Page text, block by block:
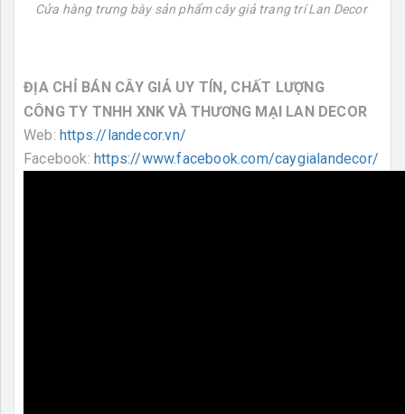
Cửa hàng trưng bày sản phẩm cây giả trang trí Lan Decor
ĐỊA CHỈ BÁN CÂY GIẢ UY TÍN, CHẤT LƯỢNG
CÔNG TY TNHH XNK VÀ THƯƠNG MẠI LAN DECOR
Web: https://landecor.vn/
Facebook: https://www.facebook.com/caygialandecor/